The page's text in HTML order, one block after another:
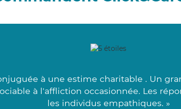
à une estime charitable . Un
à l'affliction occasionnée. Les
les individus empathiques. »